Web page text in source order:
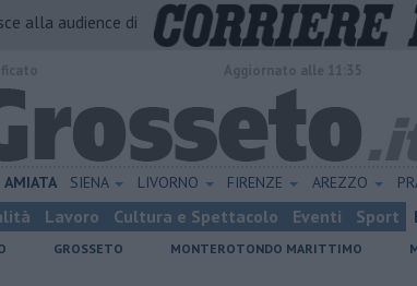
alla audience di
AMIATA SIENA LIVORNO FIRENZE AREZZO
Lavoro Cultura e Spettacolo Eventi Sport
GROSSETO MONTEROTONDO MARITTIMO